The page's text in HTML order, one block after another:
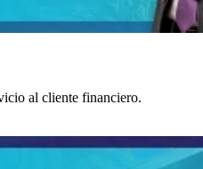
al cliente financiero.